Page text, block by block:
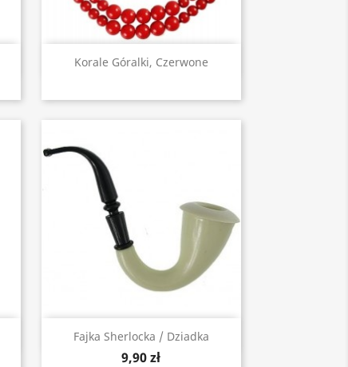
Korale Góralki, Czerwone
Szybki podgląd
Fajka Sherlocka / Dziadka
9,90 zł
 Szybki podgląd